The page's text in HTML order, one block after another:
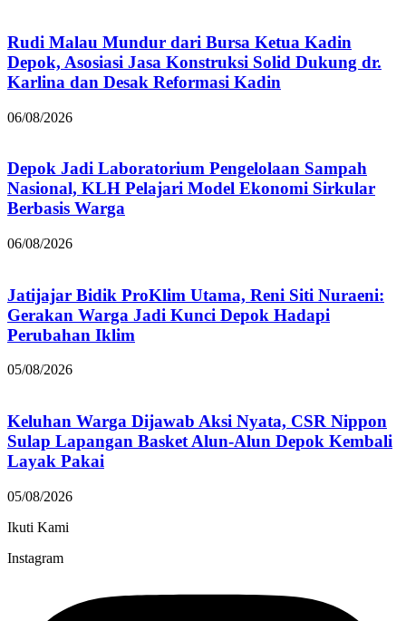
Rudi Malau Mundur dari Bursa Ketua Kadin
Depok, Asosiasi Jasa Konstruksi Solid Dukung dr.
Karlina dan Desak Reformasi Kadin
06/08/2026
Depok Jadi Laboratorium Pengelolaan Sampah
Nasional, KLH Pelajari Model Ekonomi Sirkular
Berbasis Warga
06/08/2026
Jatijajar Bidik ProKlim Utama, Reni Siti Nuraeni:
Gerakan Warga Jadi Kunci Depok Hadapi
Perubahan Iklim
05/08/2026
Keluhan Warga Dijawab Aksi Nyata, CSR Nippon
Sulap Lapangan Basket Alun-Alun Depok Kembali
Layak Pakai
05/08/2026
Ikuti Kami
Instagram